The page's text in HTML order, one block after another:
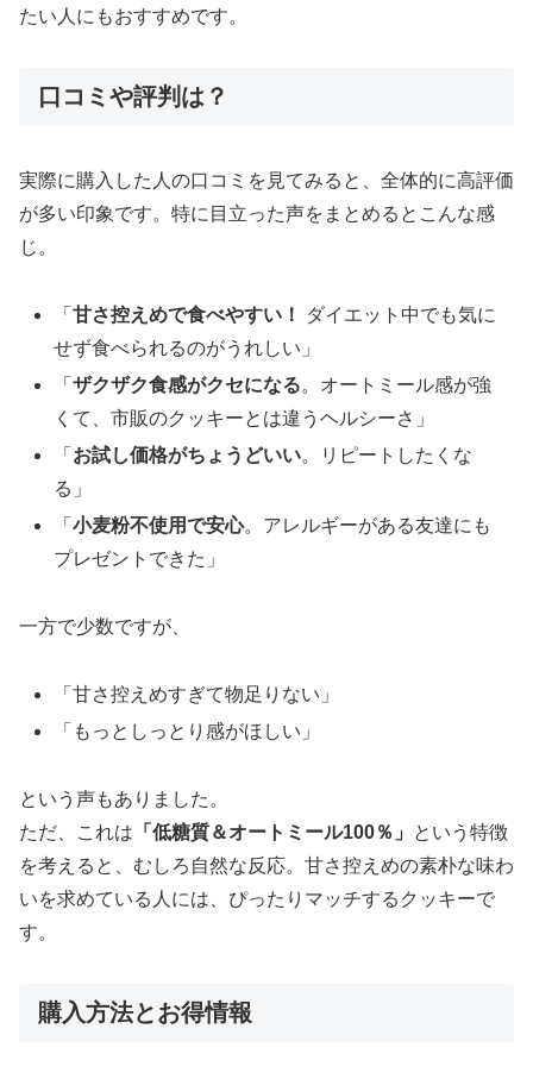
たい人にもおすすめです。
口コミや評判は？
実際に購入した人の口コミを見てみると、全体的に高評価
が多い印象です。特に目立った声をまとめるとこんな感
じ。
「甘さ控えめで食べやすい！
ダイエット中でも気に
せず食べられるのがうれしい」
「ザクザク食感がクセになる。オートミール感が強
くて、市販のクッキーとは違うヘルシーさ」
「 お試し価格がちょうどいい。リピートしたくな
る」
「小麦粉不使用で安心。アレルギーがある友達にも
プレゼントできた」
一方で少数ですが、
「甘さ控えめすぎて物足りない」
「もっとしっとり感がほしい」
という声もありました。
ただ、これは 「低糖質＆オートミール100％」
という特徴
を考えると、むしろ自然な反応。甘さ控えめの素朴な味わ
いを求めている人には、ぴったりマッチするクッキーで
す。
購入方法とお得情報